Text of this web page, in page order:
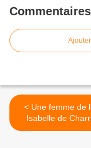
Commentaires
< Une femme de lettres,
Isabelle de